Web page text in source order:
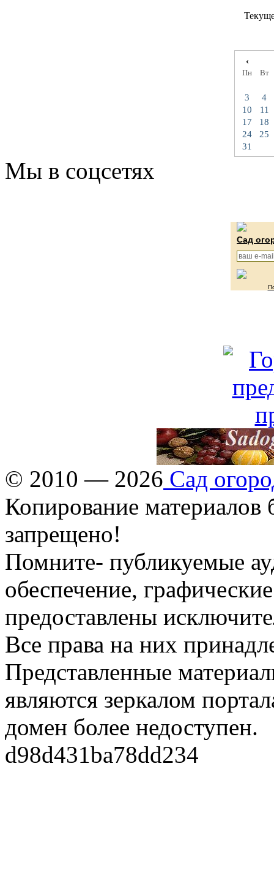
‹
Пн Вт
3
4
10
11
17
18
24
25
31
Мы в соцсетях
Сад
© 2010 — 2026 Сад
Копирование материалов
запрещено!
Помните- публикуемые
обеспечение,
предоставлены
Все права на них
Представленные
являются зеркалом
домен более недоступен.
d98d431ba78dd234